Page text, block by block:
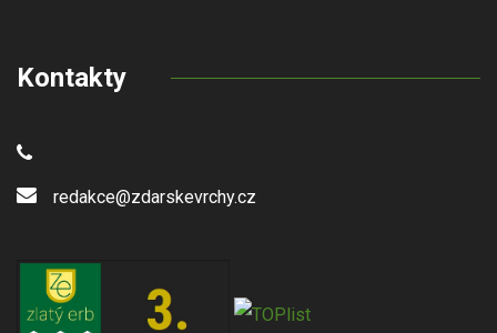
Kontakty
redakce@zdarskevrchy.cz